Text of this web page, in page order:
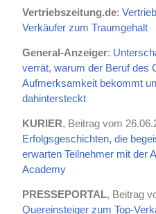
Vertriebszeitung.de:
Verkäufer zum Traumgehalt
General-Anzeiger:
verrät, warum der Beruf des
Aufmerksamkeit bekommt
dahintersteckt
KURIER, Beitrag vom
Erfolgsgeschichten, die
erwarten Teilnehmer mit der
Academy
PRESSEPORTAL, Beitrag
Quereinsteiger zum Top-